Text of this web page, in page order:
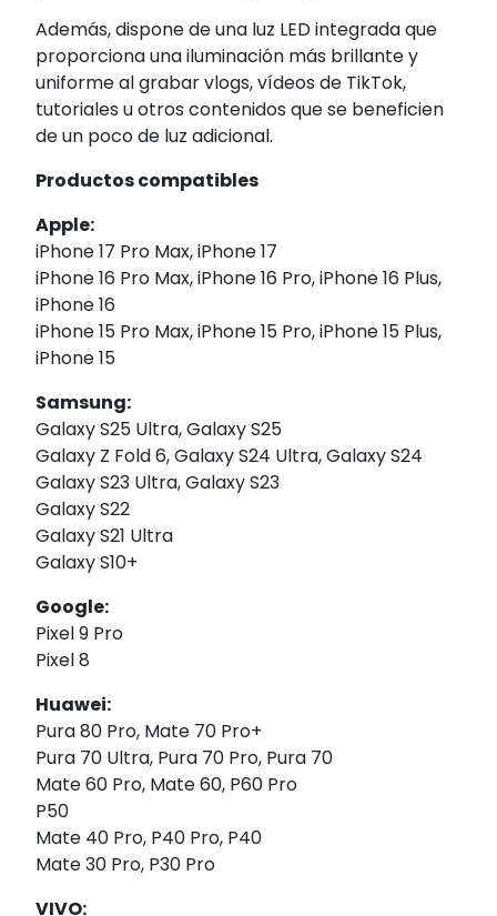
Además, dispone de una luz LED integrada que
proporciona una iluminación más brillante y
uniforme al grabar vlogs, vídeos de TikTok,
tutoriales u otros contenidos que se beneficien
de un poco de luz adicional.
Productos compatibles
Apple:
iPhone 17 Pro Max, iPhone 17
iPhone 16 Pro Max, iPhone 16 Pro, iPhone 16 Plus,
iPhone 16
iPhone 15 Pro Max, iPhone 15 Pro, iPhone 15 Plus,
iPhone 15
Samsung:
Galaxy S25 Ultra, Galaxy S25
Galaxy Z Fold 6, Galaxy S24 Ultra, Galaxy S24
Galaxy S23 Ultra, Galaxy S23
Galaxy S22
Galaxy S21 Ultra
Galaxy S10+
Google:
Pixel 9 Pro
Pixel 8
Huawei:
Pura 80 Pro, Mate 70 Pro+
Pura 70 Ultra, Pura 70 Pro, Pura 70
Mate 60 Pro, Mate 60, P60 Pro
P50
Mate 40 Pro, P40 Pro, P40
Mate 30 Pro, P30 Pro
VIVO: